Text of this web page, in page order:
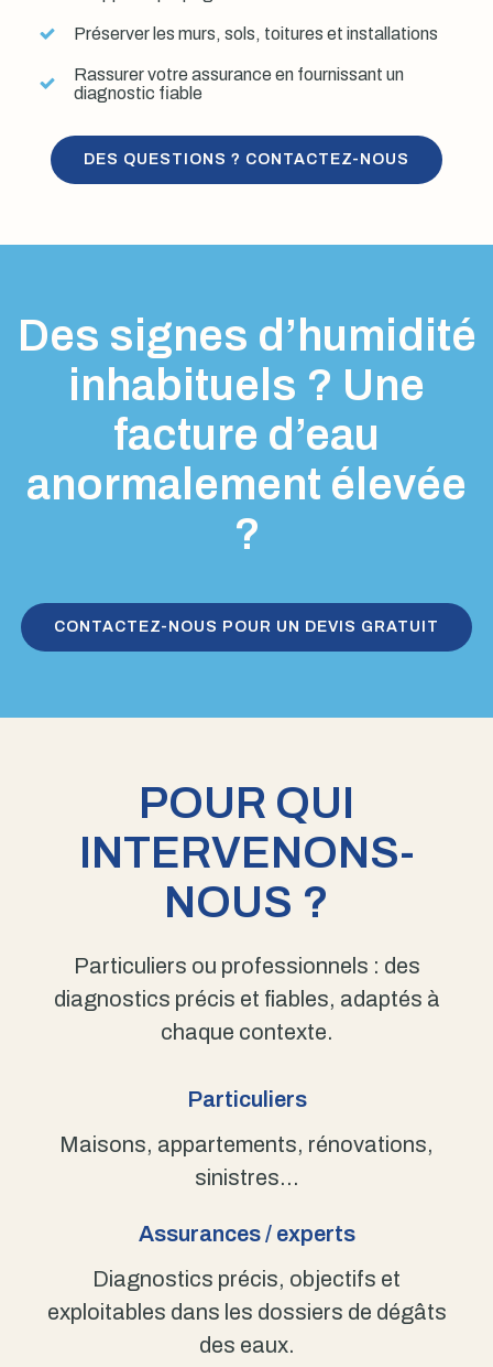
Préserver les murs, sols, toitures et installations
Rassurer votre assurance en fournissant un
diagnostic fiable
DES QUESTIONS ? CONTACTEZ-NOUS
Des signes d’humidité
inhabituels ? Une
facture d’eau
anormalement élevée
?
CONTACTEZ-NOUS POUR UN DEVIS GRATUIT
POUR QUI
INTERVENONS-
NOUS ?
Particuliers ou professionnels : des
diagnostics précis et fiables, adaptés à
chaque contexte.
Particuliers
Maisons, appartements, rénovations,
sinistres…
Assurances / experts
Diagnostics précis, objectifs et
exploitables dans les dossiers de dégâts
des eaux.